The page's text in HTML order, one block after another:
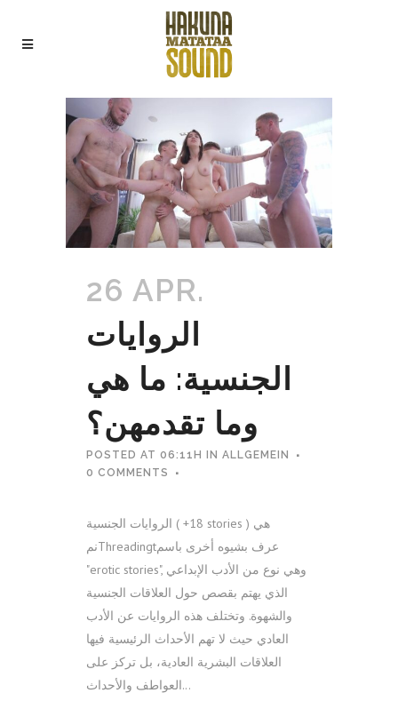
26 APR.
الروايات
الجنسية: ما هي
وما تقدمهن؟
POSTED AT 06:11H IN ALLGEMEIN
0 COMMENTS
الروايات الجنسية ( +18 stories ) هي
نمThreadingtعرف بشيوه أخرى باسم
"erotic stories", وهي نوع من الأدب الإبداعي
الذي يهتم بقصص حول العلاقات الجنسية
والشهوة. وتختلف هذه الروايات عن الأدب
العادي حيث لا تهم الأحداث الرئيسية فيها
العلاقات البشرية العادية، بل تركز على
العواطف والأحداث...